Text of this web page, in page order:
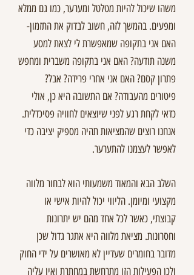
משהו שיכול להיות מטלטל ומערער, כמו גם ממלא
ומפעים. בהמשך לזה, חשוב לבדוק את התזמון-
האם אני בתקופה שמאפשרת לי לצאת למסע
משנה תודעה? האם אני בתקופה משברית ומחפש
פתרון קסם? האם אני אחרי פרידה? אבל?
פיטורים מהעבודה? אם התשובה היא כן, אולי
כדאי לקחת רגע לפני שיוצאים לחוויה פסיכדלית.
אנחנו רוצים שהמציאות תהיה מספיק יציבה כדי
לאפשר לעצמנו להתערער.
השלב הבא והמאוד משמעותי הוא לבחור מלווה
מקצועי ומיומן. הליווי יכול להיות אישי או
קבוצתי, כאשר לכל אחד מהם יש יתרונות
וחסרונות. מציאת מלווה היא אתגר גדול שכן
מדובר בחומרים שעדיין לא מאושרים על ידי החוק
ולכן הפעילות הזו מתרחשת במחתרת ואין עליה